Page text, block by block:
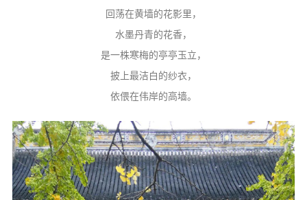
回荡在黄墙的花影里，
水墨丹青的花香，
是一株寒梅的亭亭玉立，
披上最洁白的纱衣，
依偎在伟岸的高墙。